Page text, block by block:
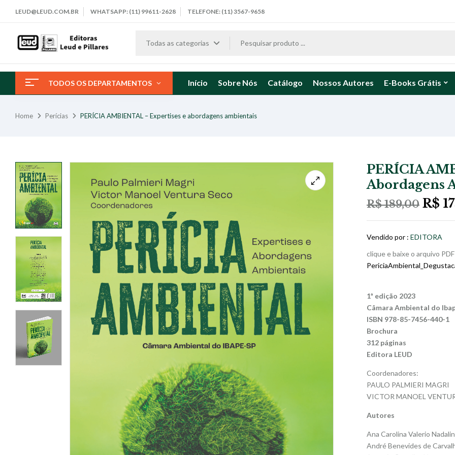
LEUD@LEUD.COM.BR WHATSAPP: (11) 99611-2628 TELEFONE: (11) 3567-9658
Todas as categorias
TODOS OS DEPARTAMENTOS Início Sobre Nós Catálogo Nossos Autores E-Books Grátis
Home Perícias PERÍCIA AMBIENTAL – Expertises e abordagens ambientais
PERÍCIA
Abordagens
R$189,00 O
era:
R$
R$
Vendido por : EDITORA
clique e baixe o arquivo
1ª edição 2023
Câmara Ambiental do
ISBN 978-85-7456-440-1
Brochura
312 páginas
Editora LEUD
Coordenadores:
PAULO PALMIERI MAGRI
VICTOR MANOEL
Autores
Ana Carolina Valerio
André Benevides de